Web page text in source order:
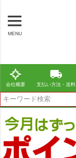
MENU
会社概要 支払い方法・送料